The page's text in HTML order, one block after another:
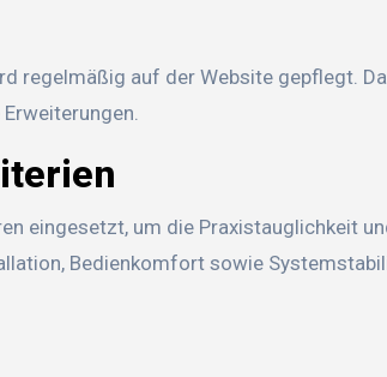
regelmäßig auf der Website gepflegt.
eingesetzt, um die Praxistauglichkeit
Bedienkomfort sowie